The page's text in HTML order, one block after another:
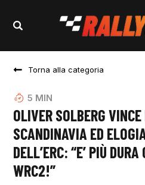
Torna alla categoria
5 MIN
OLIVER SOLBERG
SCANDINAVIA ED
DELL’ERC: “E’ PIÙ
WRC2!”